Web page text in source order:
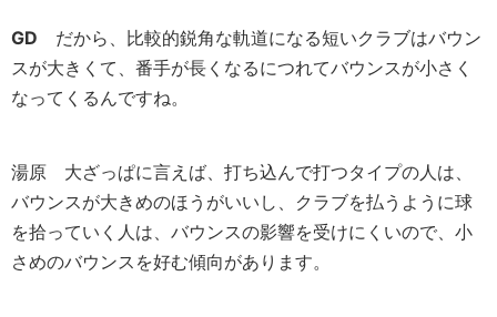
GD だから、比較的鋭角な軌道になる短いクラブはバウン
スが大きくて、番手が長くなるにつれてバウンスが小さく
なってくるんですね。
湯原 大ざっぱに言えば、打ち込んで打つタイプの人は、
バウンスが大きめのほうがいいし、クラブを払うように球
を拾っていく人は、バウンスの影響を受けにくいので、小
さめのバウンスを好む傾向があります。